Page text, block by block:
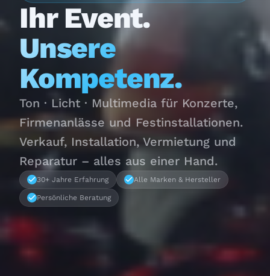
Ihr Event.
Unsere
Kompetenz.
Ton · Licht · Multimedia für Konzerte,
Firmenanlässe und Festinstallationen.
Verkauf, Installation, Vermietung und
Reparatur – alles aus einer Hand.
30+ Jahre Erfahrung Alle Marken & Hersteller
Persönliche Beratung